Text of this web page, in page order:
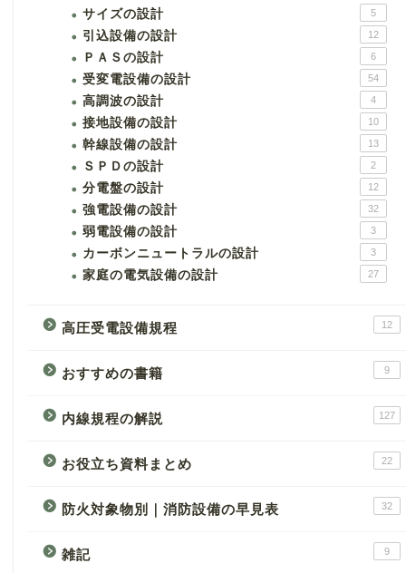
サイズの設計 5
引込設備の設計 12
ＰＡＳの設計 6
受変電設備の設計 54
高調波の設計 4
接地設備の設計 10
幹線設備の設計 13
ＳＰＤの設計 2
分電盤の設計 12
強電設備の設計 32
弱電設備の設計 3
カーボンニュートラルの設計 3
家庭の電気設備の設計 27
高圧受電設備規程 12
おすすめの書籍 9
内線規程の解説 127
お役立ち資料まとめ 22
防火対象物別｜消防設備の早見表 32
雑記 9